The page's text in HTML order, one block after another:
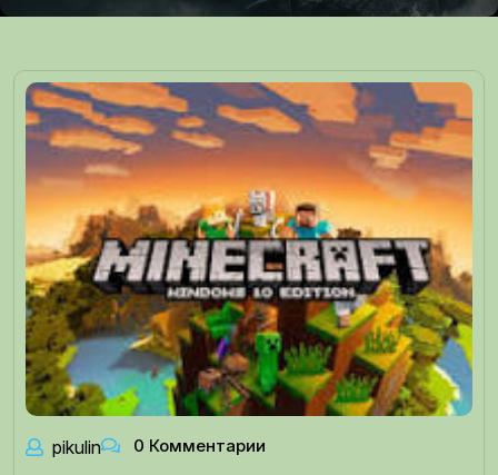
pikulin 0 Комментарии